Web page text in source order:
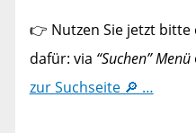
👉 Nutzen Sie jetzt bitte
dafür: via “Suchen” Menü
zur Suchseite 🔎 …